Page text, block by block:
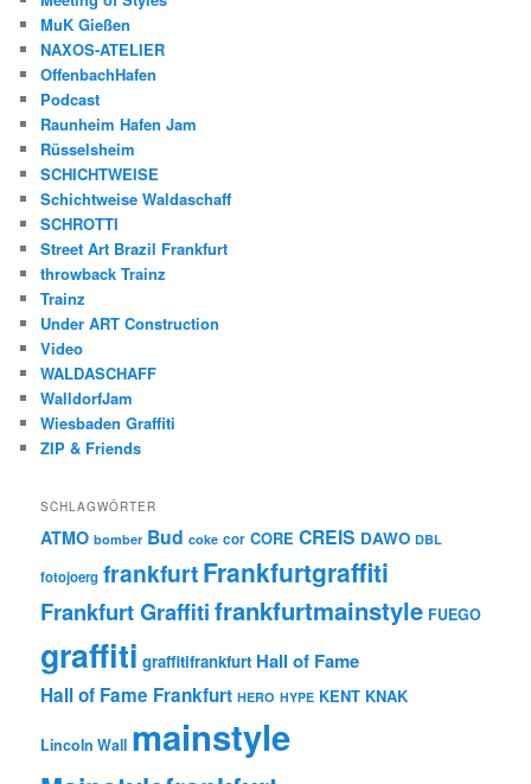
MuK Gießen
NAXOS-ATELIER
OffenbachHafen
Podcast
Raunheim Hafen Jam
Rüsselsheim
SCHICHTWEISE
Schichtweise Waldaschaff
SCHROTTI
Street Art Brazil Frankfurt
throwback Trainz
Trainz
Under ART Construction
Video
WALDASCHAFF
WalldorfJam
Wiesbaden Graffiti
ZIP & Friends
SCHLAGWÖRTER
ATMO bomber Bud coke cor CORE CREIS DAWO DBL
fotojoerg frankfurtFrankfurtgraffiti
Frankfurt Graffitifrankfurtmainstyle FUEGO
graffiti graffitifrankfurt Hall of Fame
Hall of Fame Frankfurt HERO HYPE KENT KNAK
Lincoln Wall mainstyle